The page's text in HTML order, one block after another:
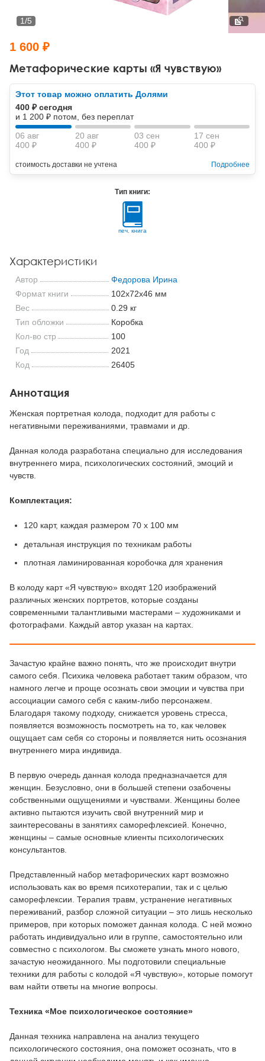
Тревожные расстройства, панические атаки
Другие направления психотерапии
Классический, эриксоновский гипноз и НЛП
НЛП
Психология труда и эргономика
Социальная психология
Социальная и организационная психология
Классический и юнгианский психоанализ
Метафорические карты «Я чувствую»
1/5
1 600 ₽
Этот товар можно оплатить Долями
400 ₽ сегодня
и 1 200 ₽ потом, без переплат
06 авг
400 ₽
20 авг
400 ₽
03 сен
400 ₽
17 сен
400 ₽
стоимость доставки не учтена Подробнее
Тип книги:
печ. книга
Характеристики
Автор
Федорова Ирина
Формат книги
102x72x46 мм
Вес
0.29 кг
Тип обложки
Коробка
Кол-во стр
100
Год
2021
Код
26405
Аннотация
Женская портретная колода, подходит для работы с
негативными переживаниями, травмами и др.
Данная колода разработана специально для исследования
внутреннего мира, психологических состояний, эмоций и
чувств.
Комплектация:
120 карт, каждая размером 70 х 100 мм
детальная инструкция по техникам работы
плотная ламинированная коробочка для хранения
В колоду карт «Я чувствую» входят 120 изображений
различных женских портретов, которые созданы
современными талантливыми мастерами – художниками и
фотографами. Каждый автор указан на картах.
Зачастую крайне важно понять, что же происходит внутри
самого себя. Психика человека работает таким образом, что
намного легче и проще осознать свои эмоции и чувства при
ассоциации самого себя с каким-либо персонажем.
Благодаря такому подходу, снижается уровень стресса,
появляется возможность посмотреть на то, как человек
ощущает сам себя со стороны и появляется нить осознания
внутреннего мира индивида.
В первую очередь данная колода предназначается для
женщин. Безусловно, они в большей степени озабочены
собственными ощущениями и чувствами. Женщины более
активно пытаются изучить свой внутренний мир и
заинтересованы в занятиях саморефлексией. Конечно,
женщины – самые основные клиенты психологических
консультантов.
Представленный набор метафорических карт возможно
использовать как во время психотерапии, так и с целью
саморефлексии. Терапия травм, устранение негативных
переживаний, разбор сложной ситуации – это лишь несколько
примеров, при которых поможет данная колода. С ней можно
работать индивидуально или в группе, самостоятельно или
совместно с психологом. Вы сможете узнать много нового,
зачастую неожиданного. Мы подготовили специальные
техники для работы с колодой «Я чувствую», которые помогут
вам найти ответы на многие вопросы.
Техника «Мое психологическое состояние»
Данная техника направлена на анализ текущего
психологического состояния, она поможет осознать, что в